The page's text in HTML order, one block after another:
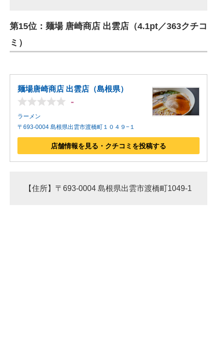
第15位：麺場 唐崎商店 出雲店（4.1pt／363クチコ
ミ）
麺場唐崎商店 出雲店（島根県）
-
ラーメン
〒693-0004 島根県出雲市渡橋町１０４９−１
店舗情報を見る・クチコミを投稿する
【住所】〒693-0004 島根県出雲市渡橋町1049-1